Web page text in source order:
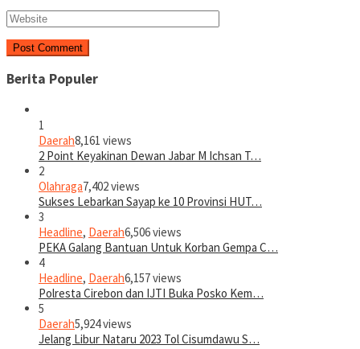
Berita Populer
1
Daerah8,161 views
2 Point Keyakinan Dewan Jabar M Ichsan T…
2
Olahraga7,402 views
Sukses Lebarkan Sayap ke 10 Provinsi HUT…
3
Headline, Daerah6,506 views
PEKA Galang Bantuan Untuk Korban Gempa C…
4
Headline, Daerah6,157 views
Polresta Cirebon dan IJTI Buka Posko Kem…
5
Daerah5,924 views
Jelang Libur Nataru 2023 Tol Cisumdawu S…